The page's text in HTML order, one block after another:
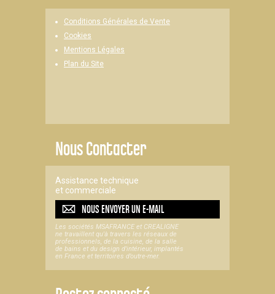
Conditions Générales de Vente
Cookies
Mentions Légales
Plan du Site
Nous Contacter
Assistance technique
et commerciale
NOUS ENVOYER UNE-MAIL
Les sociétés MSAFRANCE et CREALIGNE
ne travaillent qu'à travers les réseaux de
professionnels, de la cuisine, de la salle
de bains et du design d'intérieur, implantés
en France et territoires d’outre-mer.